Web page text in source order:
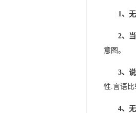
1、
2、
意图。
3、
性.言语比
4、